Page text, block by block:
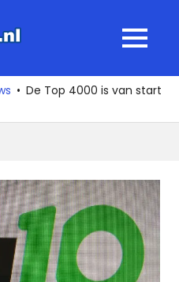
MENU
De Top 4000 is van start